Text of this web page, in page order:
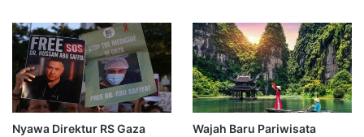
Nyawa Direktur RS Gaza
Wajah Baru Pariwisata